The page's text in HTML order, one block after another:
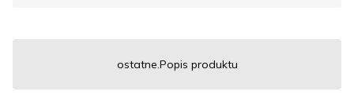
ostatne.Popis produktu